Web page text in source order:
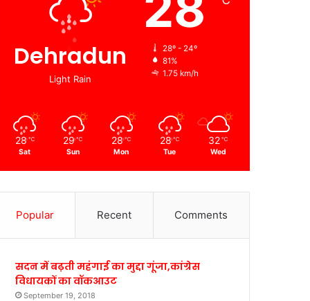
Dehradun
Light Rain
28º - 24º
81%
1.75 km/h
28 ℃
Sat
29 ℃
Sun
28 ℃
Mon
28 ℃
Tue
32 ℃
Wed
Popular Recent Comments
सदन में बढ़ती महंगाई का मुद्दा गूंजा,कांग्रेस
विधायकों का वॉकआउट
September 19, 2018